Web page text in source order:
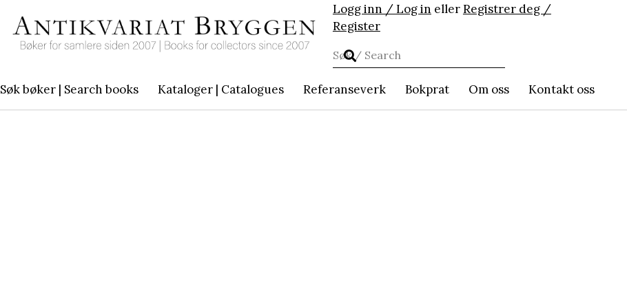
Logg inn / Log in ellerRegistrer deg /
Register
Søk bøker | Search books Kataloger | Catalogues Referanseverk Bokprat Om oss Kontakt oss